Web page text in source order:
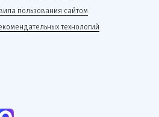
пользования сайтом
технологий